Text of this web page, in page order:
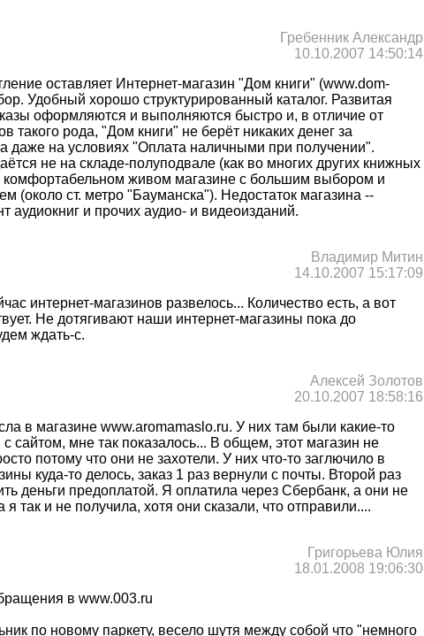
Гребенник Александр
10.10.2007 14:50:14
оставляет Интернет-магазин "Дом книги" (www.dom-
Удобный хорошо структурированный каталог. Развитая
оформляются и выполняются быстро и, в отличие от
такого рода, "Дом книги" не берёт никаких денег за
даже на условиях "Оплата наличными при получении".
не на складе-полуподвале (как во многих других книжных
комфортабельном живом магазине с большим выбором и
(около ст. метро "Бауманска"). Недостаток магазина --
аудиокниг и прочих аудио- и видеоизданий.
Владимир Митин
14.10.2007 15:17:09
интернет-магазинов развелось... Количество есть, а вот
Не дотягивают наши интернет-магазины пока до
ждать-с.
Алексей Золотов
20.10.2007 18:58:16
в магазине www.aromamaslo.ru. У них там были какие-то
сайтом, мне так показалось... В общем, этот магазин не
потому что они не захотели. У них что-то заглючило в
куда-то делось, заказ 1 раз вернули с почты. Второй раз
деньги предоплатой. Я оплатила через Сбербанк, а они не
я так и не получила, хотя они сказали, что отправили....
Григорьева Юлия
18.01.2008 19:06:30
в www.003.ru
по новому паркету, весело шутя между собой что "немного